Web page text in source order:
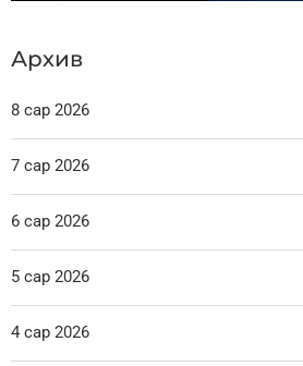
Архив
8 сар 2026
7 сар 2026
6 сар 2026
5 сар 2026
4 сар 2026